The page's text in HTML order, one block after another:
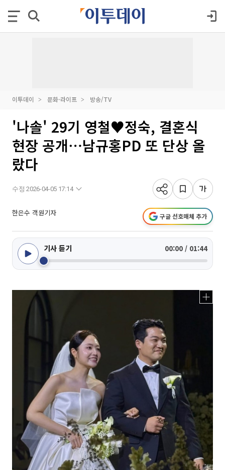
이투데이 문화·라이프 방송/TV
'나솔' 29기 영철♥정숙, 결혼식
현장 공개⋯남규홍PD 또 단상 올
랐다
수정 2026-04-05 17:14
한은수 객원기자 구글 선호매체 추가
기사 듣기 00:00 / 01:44